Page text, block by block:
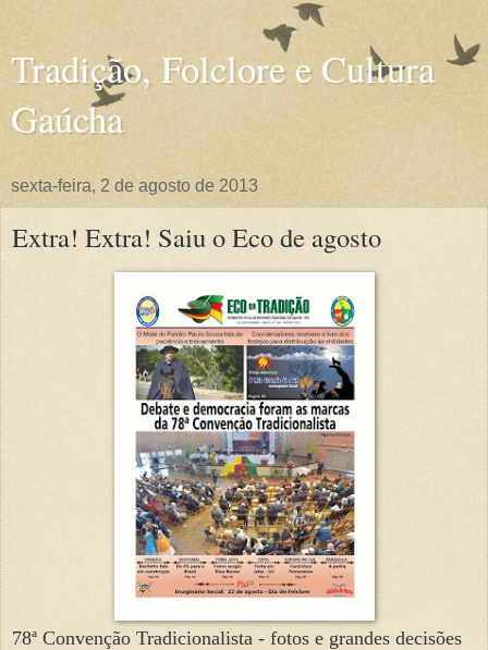
Tradição, Folclore e Cultura
Gaúcha
sexta-feira, 2 de agosto de 2013
Extra! Extra! Saiu o Eco de agosto
78ª Convenção Tradicionalista - fotos e grandes decisões